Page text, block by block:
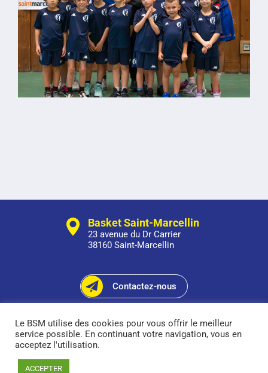
Basket Saint-Marcellin
23 avenue du Dr Carrier
38160 Saint-Marcellin
Contactez-nous
Suivez-nous sur Facebook
Copyright © 2026 Basket Saint-Marcellin tous droits
Le BSM utilise des cookies pour vous offrir le meilleur
service possible. En continuant votre navigation, vous en
acceptez l'utilisation.
ACCEPTER